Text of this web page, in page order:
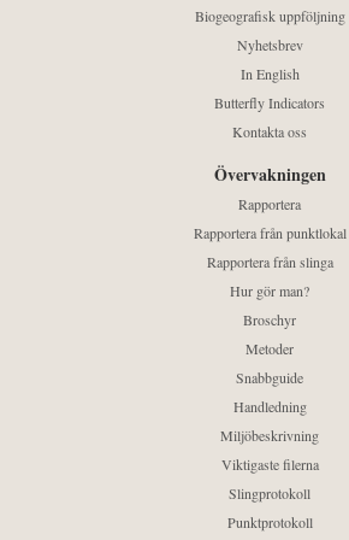
Biogeografisk uppföljning
Nyhetsbrev
In English
Butterfly Indicators
Kontakta oss
Övervakningen
Rapportera
Rapportera från punktlokal
Rapportera från slinga
Hur gör man?
Broschyr
Metoder
Snabbguide
Handledning
Miljöbeskrivning
Viktigaste filerna
Slingprotokoll
Punktprotokoll